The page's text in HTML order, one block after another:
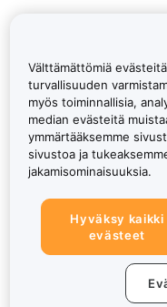
Välttämättömiä
turvallisuuden
myös toiminnallisia,
median evästeitä
ymmärtääksemme
sivustoa ja
jakamisominaisuuksia.
Hyväksy kaikki
evästeet